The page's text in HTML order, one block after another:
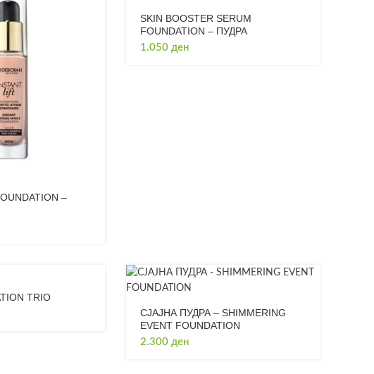
–
SKIN BOOSTER SERUM
FOUNDATION – ПУДРА
1.050ден
TRIO
СЈАЈНА ПУДРА – SHIMMERING
EVENT FOUNDATION
2.300ден